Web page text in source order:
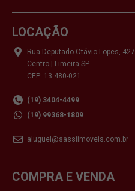
LOCAÇÃO
Rua Deputado Otávio Lopes, 427
Centro | Limeira SP
CEP: 13.480-021
(19) 3404-4499
(19) 99368-1809
aluguel@sassiimoveis.com.br
COMPRA E VENDA